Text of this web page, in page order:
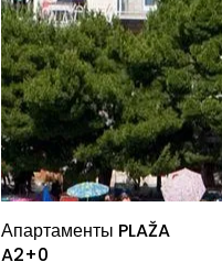
Апартаменты PLAŽA
A2+0